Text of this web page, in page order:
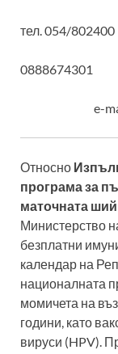
тел. 054/802400
0888674301
e-
Относно
програма за
маточната
Министерство
безплатни
календар на
националната
момичета на
години, като
вируси (HPV).